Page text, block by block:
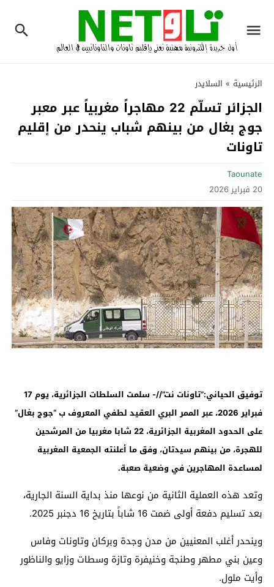
الرئيسية » السلايدر
الجزائر تسلّم 22 مهاجراً مغربياً عبر معبر
جوج بغال من بينهم شباب ينحدر من إقليم
تاونات
Taounate
20 فبراير 2026
توفيق الحياني:”تاونات نت”//-
سلمت السلطات الجزائرية، يوم 17
فبراير 2026، عبر الممر البري العقيد لطفي المعروف ب “جوج بغال”
على الحدود المغربية الجزائرية، 22 شابا مغربيا من المرشحين
للهجرة، من بينهم سيدتان، وفق ما أعلنته الجمعية المغربية
لمساعدة المهاجرين في وضعية صعبة.
وتعد هذه العملية الثانية من نوعها منذ بداية السنة الجارية،
بعد تسليم دفعة أولى ضمت 16 شاباً بتاريخ 16 دجنبر 2025.
وينحدر أغلب المعنيين من مدن وجدة وبركان وتاونات وفاس
وعين بني مطهر وطنجة وخنيفرة وتازة وسطات وزايو والناظور
وأيت ملول.